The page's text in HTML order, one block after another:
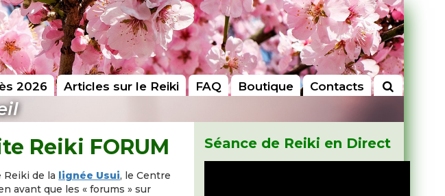
2026 Articles sur le Reiki FAQ Boutique Contacts
Reiki FORUM
Reiki de la lignée Usui, le Centre
avant que les « forums » sur
Séance de Reiki en Direct